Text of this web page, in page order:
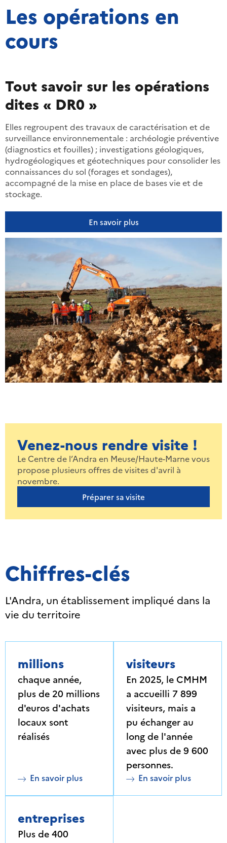
Les opérations en
cours
Tout savoir sur les opérations
dites « DR0 »
Elles regroupent des travaux de caractérisation et de
surveillance environnementale : archéologie préventive
(diagnostics et fouilles) ; investigations géologiques,
hydrogéologiques et géotechniques pour consolider les
connaissances du sol (forages et sondages),
accompagné de la mise en place de bases vie et de
stockage.
En savoir plus
Venez-nous rendre visite !
Le Centre de l’Andra en Meuse/Haute-Marne vous
propose plusieurs offres de visites d'avril à
novembre.
Préparer sa visite
Chiffres-clés
L'Andra, un établissement impliqué dans la
vie du territoire
millions
chaque année,
plus de 20 millions
d'euros d'achats
locaux sont
réalisés
En savoir plus
visiteurs
En 2025, le CMHM
a accueilli 7 899
visiteurs, mais a
pu échanger au
long de l'année
avec plus de 9 600
personnes.
En savoir plus
entreprises
Plus de 400